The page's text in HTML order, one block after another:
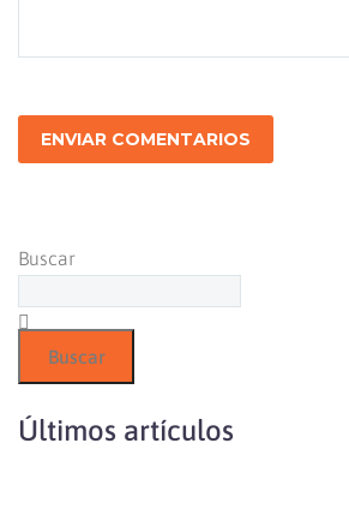
ENVIAR COMENTARIOS
Buscar
Buscar
Últimos artículos